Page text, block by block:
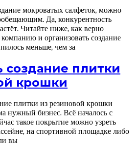
мокроватых салфеток, можно
Да, конкурентность
Читайте ниже, как верно
и организовать создание
меньше, чем за
создание плитки
крошки
плитки из резиновой крошки
нужный бизнес. Всё началось с
такое покрытие можно узреть
на спортивной площадке либо
вы